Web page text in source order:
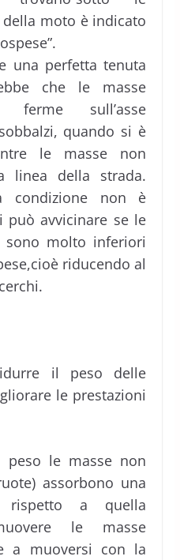
moto è indicato
una perfetta tenuta
che le masse
ferme sull’asse
quando si è
le masse non
linea della strada.
condizione non è
può avvicinare se le
sono molto inferiori
riducendo al
il peso delle
le prestazioni
le masse non
assorbono una
rispetto a quella
le masse
a muoversi con la